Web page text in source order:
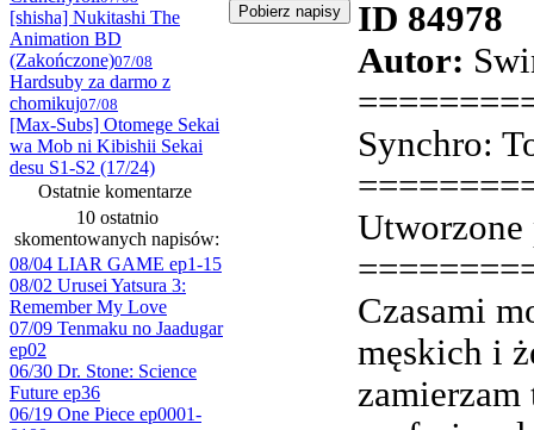
[shisha] Nukitashi The
Animation BD
(Zakończone)07/08
Hardsuby za darmo z
chomikuj07/08
[Max-Subs] Otomege Sekai
wa Mob ni Kibishii Sekai
desu S1-S2 (17/24)
Ostatnie komentarze
10 ostatnio
skomentowanych napisów:
08/04 LIAR GAME ep1-15
08/02 Urusei Yatsura 3:
Remember My Love
07/09 Tenmaku no Jaadugar
ep02
06/30 Dr. Stone: Science
Future ep36
06/19 One Piece ep0001-
ID 84978
Autor:
Synchro:
Czasami
męskich i
zamierzam